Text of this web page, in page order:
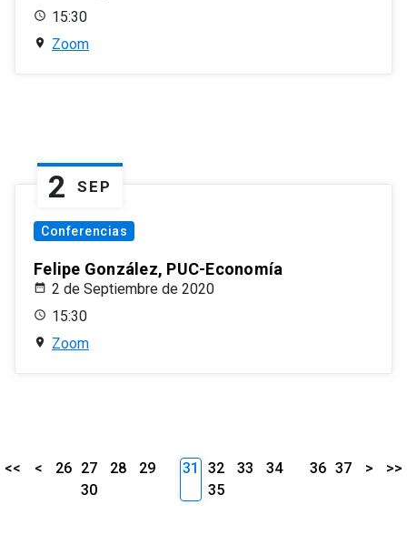
15:30
Zoom
2 SEP
Conferencias
Felipe González, PUC-Economía
2 de Septiembre de 2020
15:30
Zoom
<< < 26 27 28
29
30
31 32 33
34
35
36 37 > >>